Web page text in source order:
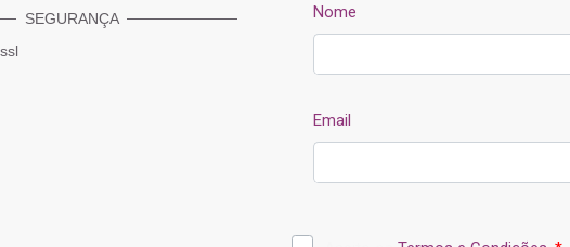
SEGURANÇA